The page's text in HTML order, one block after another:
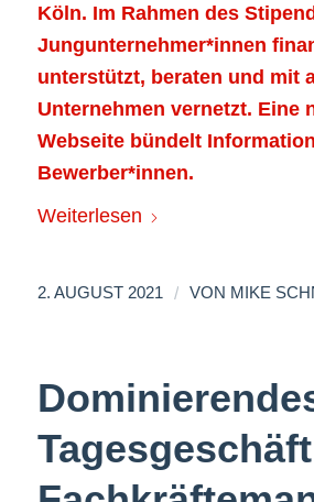
Köln. Im Rahmen des
Jungunternehmer*innen
unterstützt, beraten und mit
Unternehmen vernetzt. Eine
Webseite bündelt
Bewerber*innen.
Weiterlesen
2. AUGUST 2021 / VON MIKE